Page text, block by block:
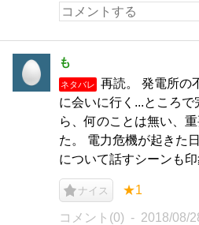
も
ネタバレ
再読。 発電所の
に会いに行く...ところ
ら、何のことは無い、
た。 電力危機が起きた
について話すシーンも印
ナイス ★1
コメント(0) 2018/08/